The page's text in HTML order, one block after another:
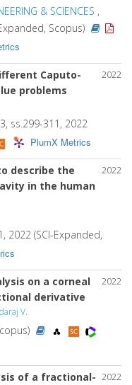
& SCIENCES ,
Scopus)
2022
Caputo-
problems
ss.299-311, 2022
PlumX Metrics
2022
describe the
in the human
2022 (SCI-Expanded,
2022
on a corneal
derivative
V.
2022
of a fractional-